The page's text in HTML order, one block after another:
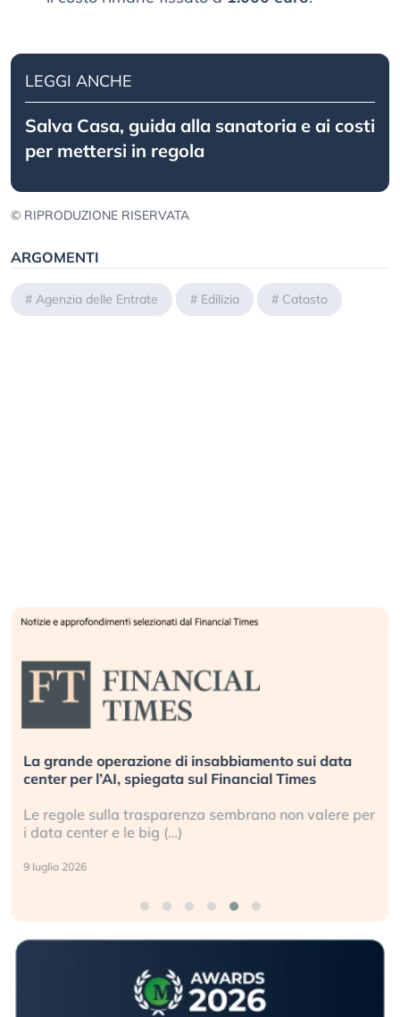
LEGGI ANCHE
Salva Casa, guida alla sanatoria e ai costi
per mettersi in regola
© RIPRODUZIONE RISERVATA
ARGOMENTI
# Agenzia delle Entrate # Edilizia # Catasto
La grande operazione di insabbiamento sui data
center per l’AI, spiegata sul Financial Times
Le regole sulla trasparenza sembrano non valere per
i data center e le big (…)
9 luglio 2026